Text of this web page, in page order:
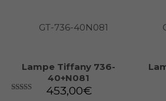
Lampe Tiffany 736-
40+N081
453,00€